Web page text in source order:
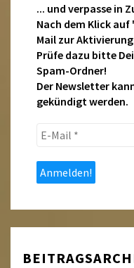
... und verpasse in
Nach dem Klick auf
Mail zur
Prüfe dazu bitte
Spam-Ordner!
Der Newsletter
gekündigt werden.
E-
*